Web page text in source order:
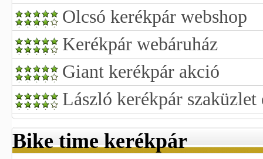
Olcsó kerékpár webshop
Kerékpár webáruház
Giant kerékpár akció
László kerékpár szaküzlet
Bike time kerékpár